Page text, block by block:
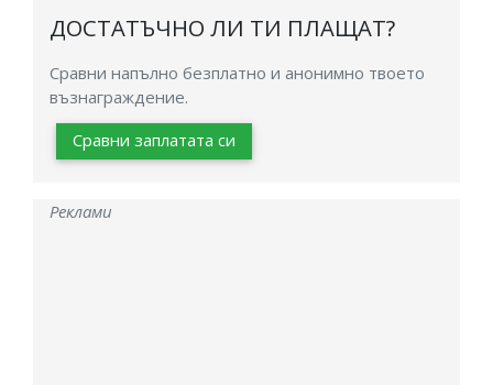
ДОСТАТЪЧНО ЛИ ТИ ПЛАЩАТ?
Сравни напълно безплатно и анонимно твоето
възнаграждение.
Сравни заплатата си
Реклами